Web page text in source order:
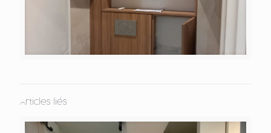
Articles liés